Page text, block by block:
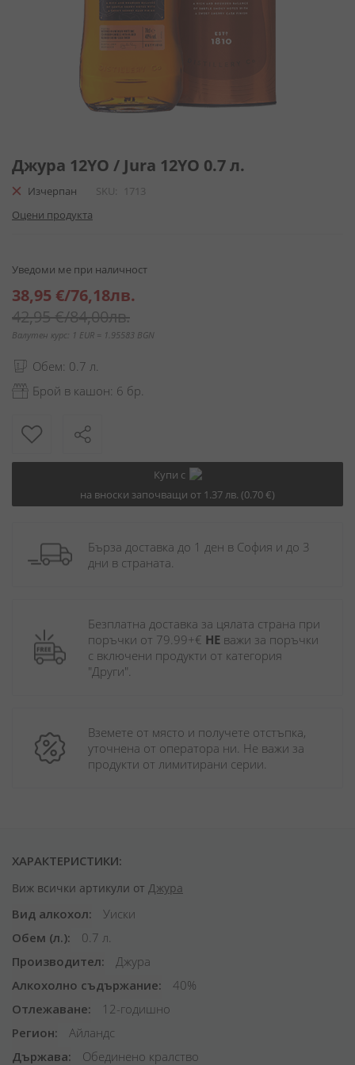
към
началото
на
галерия
със
Джура 12YO / Jura 12YO 0.7 л.
Изчерпан SKU
1713
Оцени продукта
Уведоми ме при наличност
Специална
цена
38,95 €/76,18лв.
42,95 €/84,00лв.
Валутен курс: 1 EUR = 1.95583 BGN
Обем: 0.7 л.
Брой в кашон: 6 бр.
Купи с
на вноски започващи от 1.37 лв. (0.70 €)
Бърза доставка до 1 ден в София и до 3
дни в страната.
Безплатна доставка за цялата страна при
поръчки от 79.99+€ НЕ важи за поръчки
с включени продукти от категория
"Други".
Вземете от място и получете отстъпка,
уточнена от оператора ни. Не важи за
продукти от лимитирани серии.
ХАРАКТЕРИСТИКИ:
Виж всички артикули от Джура
Вид алкохол
Уиски
Обем (л.)
0.7 л.
Производител
Джура
Алкохолно съдържание
40%
Отлежаване
12-годишно
Регион
Айландс
Държава
Обединено кралство